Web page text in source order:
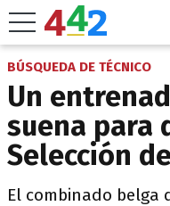
BÚSQUEDA DE TÉCNICO
Un
suena para
Selección
El combinado belga